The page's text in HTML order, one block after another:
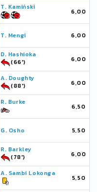
T. Kamiński
6,00
T. Mengi 6,00
D. Hashioka
(66')
6,00
A. Doughty
(88')
6,00
R. Burke
6,50
G. Osho 5,50
R. Barkley
(78')
6,00
A. Sambi Lokonga
5,50